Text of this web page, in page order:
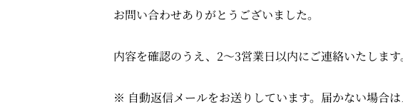
お問い合わせありがとうございました。
内容を確認のうえ、2〜3営業日以内にご連絡いたします
※ 自動返信メールをお送りしています。届かない場合